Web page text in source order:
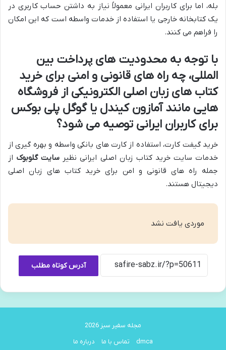
بله، اما برای کاربران ایرانی معمولاً نیاز به داشتن حساب کاربری در
یک کتابخانه خارجی یا استفاده از خدمات واسطه است که این امکان
را فراهم می کنند.
با توجه به محدودیت های پرداخت بین
المللی، چه راه های قانونی و امنی برای خرید
کتاب های زبان اصلی الکترونیکی از فروشگاه
هایی مانند آمازون کیندل یا گوگل پلی بوکس
برای کاربران ایرانی توصیه می شود؟
خرید گیفت کارت، استفاده از کارت های بانکی واسطه و بهره گیری از
خدمات سایت خرید کتاب زبان اصلی ایرانی نظیر سایت گلوبوک از
جمله راه های قانونی و امن برای خرید کتاب های زبان اصلی
دیجیتال هستند.
موردی یافت نشد
آدرس کوتاه مطلب
مجله سفیر سبز 2026
dmca
تماس با ما درباره ما